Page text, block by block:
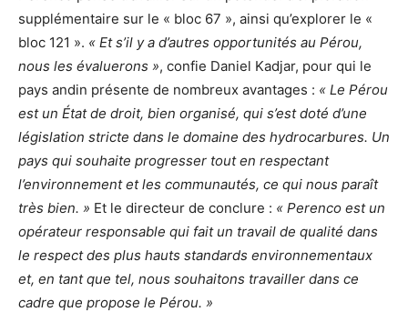
supplémentaire sur le « bloc 67 », ainsi qu’explorer le «
bloc 121 ». « Et s’il y a d’autres opportunités au Pérou,
nous les évaluerons », confie Daniel Kadjar, pour qui le
pays andin présente de nombreux avantages : « Le Pérou
est un État de droit, bien organisé, qui s’est doté d’une
législation stricte dans le domaine des hydrocarbures. Un
pays qui souhaite progresser tout en respectant
l’environnement et les communautés, ce qui nous paraît
très bien. » Et le directeur de conclure : « Perenco est un
opérateur responsable qui fait un travail de qualité dans
le respect des plus hauts standards environnementaux
et, en tant que tel, nous souhaitons travailler dans ce
cadre que propose le Pérou. »